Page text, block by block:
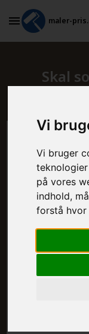
Vi
Vi bruger
på vores
indhold,
forstå hvor
maler-
Skal